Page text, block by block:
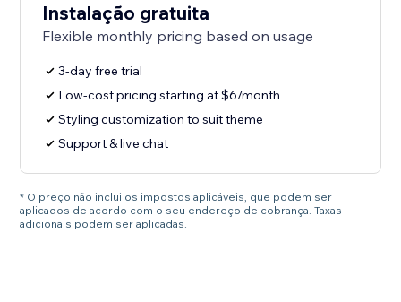
Instalação gratuita
Flexible monthly pricing based on usage
3-day free trial
Low-cost pricing starting at $6/month
Styling customization to suit theme
Support & live chat
* O preço não inclui os impostos aplicáveis, que podem ser
aplicados de acordo com o seu endereço de cobrança. Taxas
adicionais podem ser aplicadas.